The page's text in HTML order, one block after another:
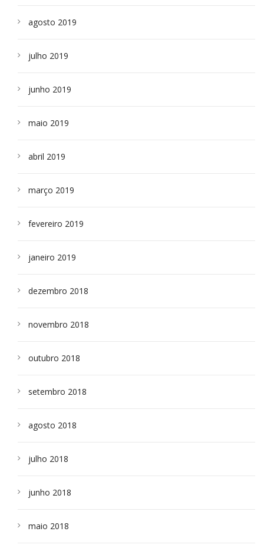
agosto 2019
julho 2019
junho 2019
maio 2019
abril 2019
março 2019
fevereiro 2019
janeiro 2019
dezembro 2018
novembro 2018
outubro 2018
setembro 2018
agosto 2018
julho 2018
junho 2018
maio 2018